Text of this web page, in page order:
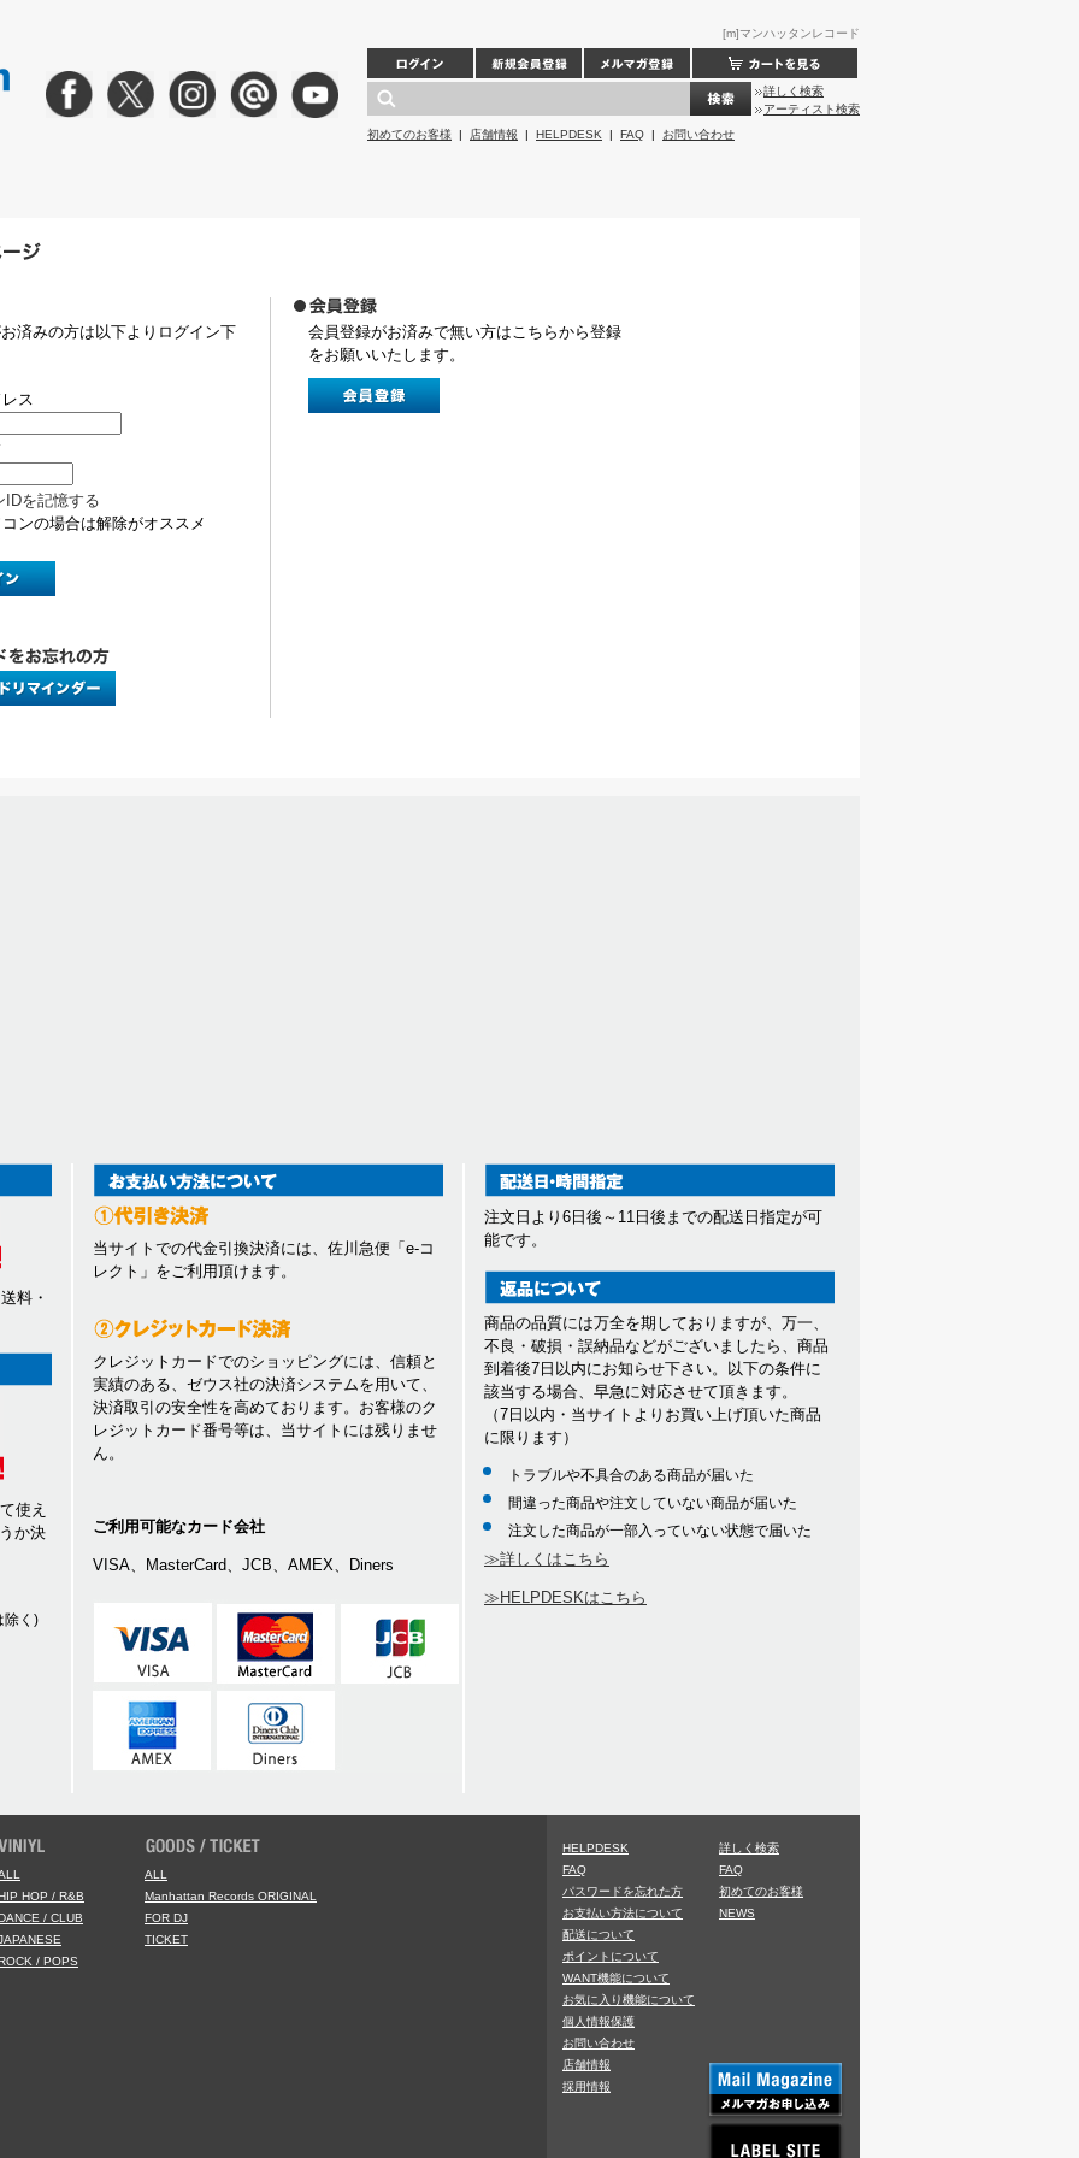
[m]マンハッタンレコード
詳しく検索
アーティスト検索
初めてのお客様 | 店舗情報 | HELPDESK | FAQ | お問い合わせ
済みの方は以下よりログイン下
ス
IDを記憶する
ンの場合は解除がオススメ
会員登録がお済みで無い方はこちらから登録
をお願いいたします。
料・
使え
か決
除く)
当サイトでの代金引換決済には、佐川急便「e-コ
レクト」をご利用頂けます。
クレジットカードでのショッピングには、信頼と
実績のある、ゼウス社の決済システムを用いて、
決済取引の安全性を高めております。お客様のク
レジットカード番号等は、当サイトには残りませ
ん。
ご利用可能なカード会社
VISA、MasterCard、JCB、AMEX、Diners
注文日より6日後～11日後までの配送日指定が可
能です。
商品の品質には万全を期しておりますが、万一、
不良・破損・誤納品などがございましたら、商品
到着後7日以内にお知らせ下さい。以下の条件に
該当する場合、早急に対応させて頂きます。
（7日以内・当サイトよりお買い上げ頂いた商品
に限ります）
トラブルや不具合のある商品が届いた
間違った商品や注文していない商品が届いた
注文した商品が一部入っていない状態で届いた
≫詳しくはこちら
≫HELPDESKはこちら
HOP / R&B
/ CLUB
/ POPS
ALL
Manhattan Records ORIGINAL
FOR DJ
TICKET
HELPDESK
FAQ
パスワードを忘れた方
お支払い方法について
配送について
ポイントについて
WANT機能について
お気に入り機能について
個人情報保護
お問い合わせ
店舗情報
採用情報
詳しく検索
FAQ
初めてのお客様
NEWS